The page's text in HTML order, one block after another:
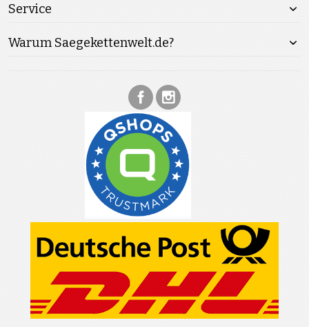
Service
Warum Saegekettenwelt.de?